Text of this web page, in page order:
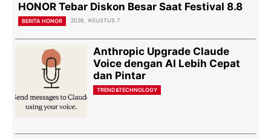
HONOR Tebar Diskon Besar Saat Festival 8.8
BERITA HONOR 2026, AGUSTUS 7
Anthropic Upgrade Claude
Voice dengan AI Lebih Cepat
dan Pintar
TREND&TECHNOLOGY